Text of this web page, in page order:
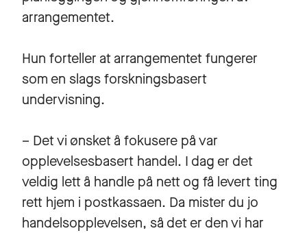
arrangementet.
Hun forteller at arrangementet fungerer
som en slags forskningsbasert
undervisning.
– Det vi ønsket å fokusere på var
opplevelsesbasert handel. I dag er det
veldig lett å handle på nett og få levert ting
rett hjem i postkassaen. Da mister du jo
handelsopplevelsen, så det er den vi har